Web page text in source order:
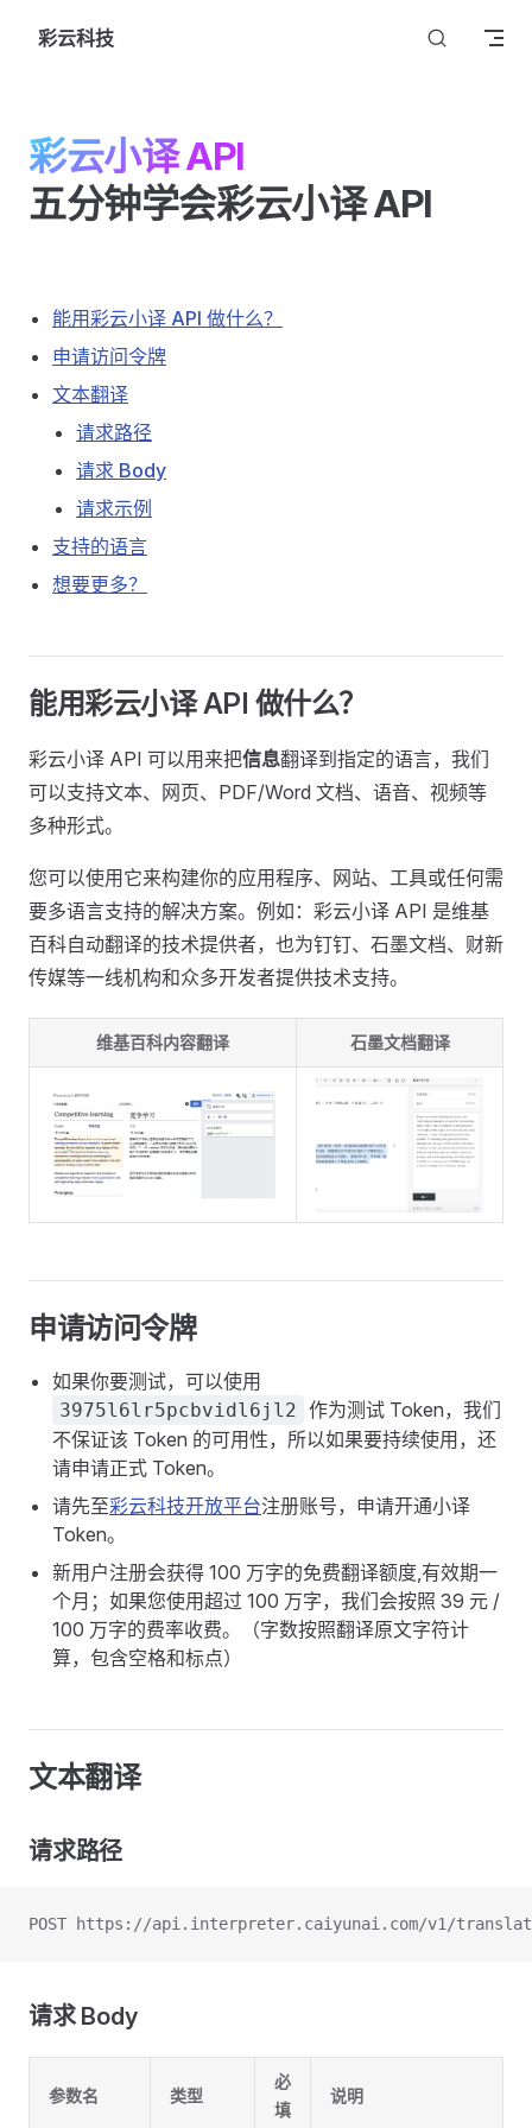
Skip to content
彩云科技
彩云小译 API
五分钟学会彩云小译 API
能用彩云小译 API 做什么？
申请访问令牌
文本翻译
请求路径
请求 Body
请求示例
支持的语言
想要更多？
能用彩云小译 API 做什么？
彩云小译 API 可以用来把信息翻译到指定的语言，我们
可以支持文本、网页、PDF/Word 文档、语音、视频等
多种形式。
您可以使用它来构建你的应用程序、网站、工具或任何需
要多语言支持的解决方案。例如：彩云小译 API 是维基
百科自动翻译的技术提供者，也为钉钉、石墨文档、财新
传媒等一线机构和众多开发者提供技术支持。
维基百科内容翻译 石墨文档翻译
申请访问令牌
如果你要测试，可以使用
3975l6lr5pcbvidl6jl2 作为测试 Token，我们
不保证该 Token 的可用性，所以如果要持续使用，还
请申请正式 Token。
请先至彩云科技开放平台注册账号，申请开通小译
Token。
新用户注册会获得 100 万字的免费翻译额度,有效期一
个月；如果您使用超过 100 万字，我们会按照 39 元 /
100 万字的费率收费。（字数按照翻译原文字符计
算，包含空格和标点）
文本翻译
请求路径
POST https://api.interpreter.caiyunai.com/v1/
请求 Body
参数名 类型
必
填
说明